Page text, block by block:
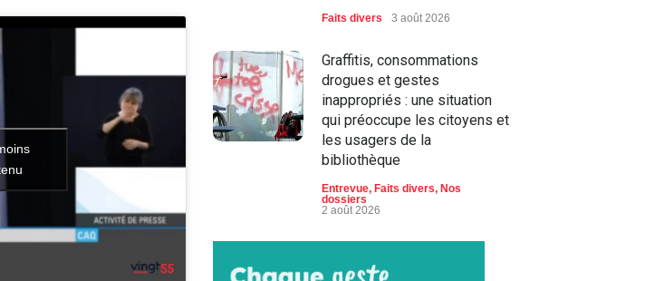
Faits divers 3 août 2026
Graffitis, consommations
drogues et gestes
inappropriés : une situation
qui préoccupe les citoyens et
les usagers de la
bibliothèque
Entrevue, Faits divers, Nos
dossiers
2 août 2026